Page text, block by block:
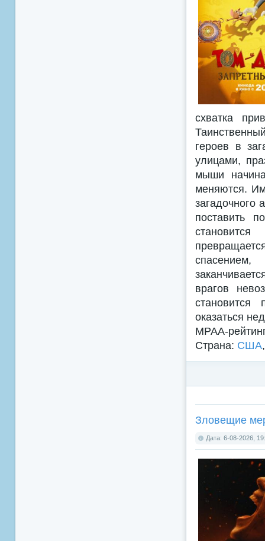
схватка
героев в
улицами,
мыши
меняются.
загадочного
поставить
врагов
оказаться
MPAA-
Страна: США
Зловещие
Дата: 6-08-2026,